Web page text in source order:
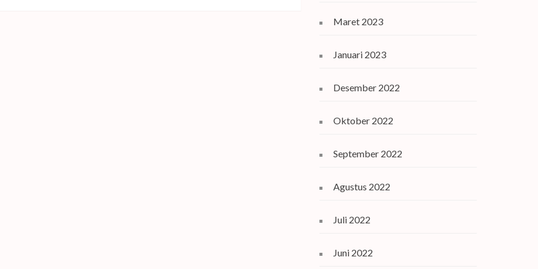
Maret 2023
Januari 2023
Desember 2022
Oktober 2022
September 2022
Agustus 2022
Juli 2022
Juni 2022